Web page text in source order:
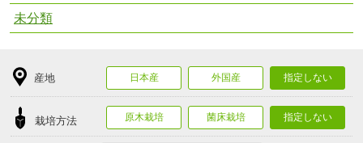
未分類
産地 日本産 外国産 指定しない
栽培方法 原木栽培 菌床栽培 指定しない